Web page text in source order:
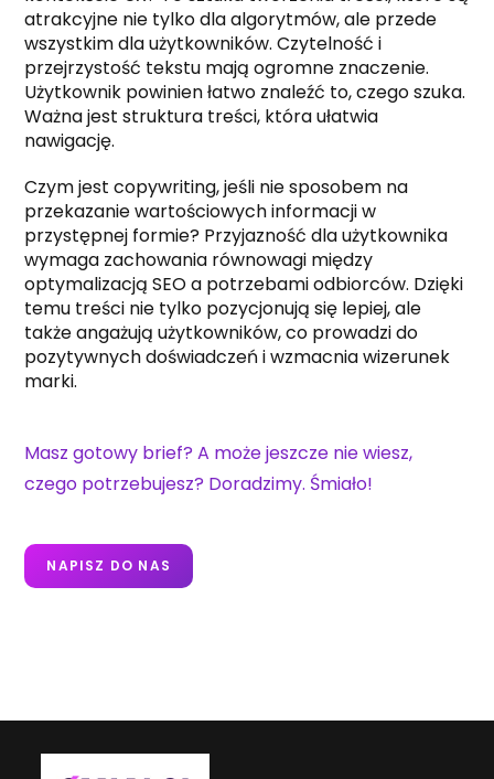
atrakcyjne nie tylko dla algorytmów, ale przede
wszystkim dla użytkowników. Czytelność i
przejrzystość tekstu mają ogromne znaczenie.
Użytkownik powinien łatwo znaleźć to, czego szuka.
Ważna jest struktura treści, która ułatwia
nawigację.
Czym jest copywriting, jeśli nie sposobem na
przekazanie wartościowych informacji w
przystępnej formie? Przyjazność dla użytkownika
wymaga zachowania równowagi między
optymalizacją SEO a potrzebami odbiorców. Dzięki
temu treści nie tylko pozycjonują się lepiej, ale
także angażują użytkowników, co prowadzi do
pozytywnych doświadczeń i wzmacnia wizerunek
marki.
Masz gotowy brief? A może jeszcze nie wiesz,
czego potrzebujesz? Doradzimy. Śmiało!
NAPISZ DO NAS